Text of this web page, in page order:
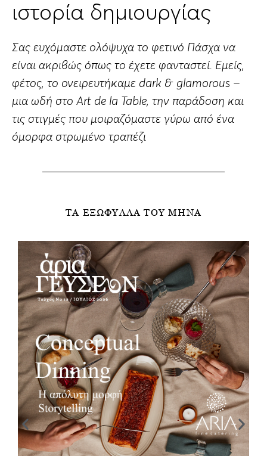
ιστορία δημιουργίας
Σας ευχόμαστε ολόψυχα το φετινό Πάσχα να
είναι ακριβώς όπως το έχετε φανταστεί. Εμείς,
φέτος, το ονειρευτήκαμε dark & glamorous –
μια ωδή στο Art de la Table, την παράδοση και
τις στιγμές που μοιραζόμαστε γύρω από ένα
όμορφα στρωμένο τραπέζι
ΤΑ ΕΞΩΦΥΛΛΑ ΤΟΥ ΜΗΝΑ